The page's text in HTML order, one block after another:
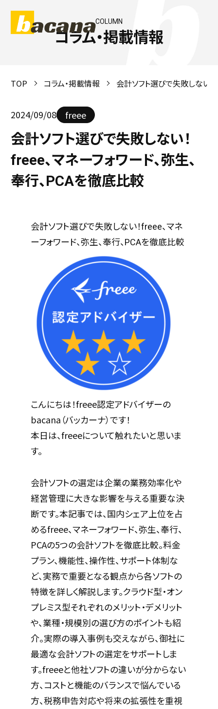
COLUMN
コラム・掲載情報
TOP コラム・掲載情報 会計ソフト選びで失敗しない！
2024/09/08 freee
会計ソフト選びで失敗しない！
freee、マネーフォワード、弥生、
奉行、PCAを徹底比較
会計ソフト選びで失敗しない！freee、マネ
ーフォワード、弥生、奉行、PCAを徹底比較
こんにちは！freee認定アドバイザーの
bacana（バッカーナ）です！
本日は、freeeについて触れたいと思いま
す。
会計ソフトの選定は企業の業務効率化や
経営管理に大きな影響を与える重要な決
断です。本記事では、国内シェア上位を占
めるfreee、マネーフォワード、弥生、奉行、
PCAの5つの会計ソフトを徹底比較。料金
プラン、機能性、操作性、サポート体制な
ど、実務で重要となる観点から各ソフトの
特徴を詳しく解説します。クラウド型・オン
プレミス型それぞれのメリット・デメリット
や、業種・規模別の選び方のポイントも紹
介。実際の導入事例も交えながら、御社に
最適な会計ソフトの選定をサポートしま
す。freeeと他社ソフトの違いが分からない
方、コストと機能のバランスで悩んでいる
方、税務申告対応や将来の拡張性を重視